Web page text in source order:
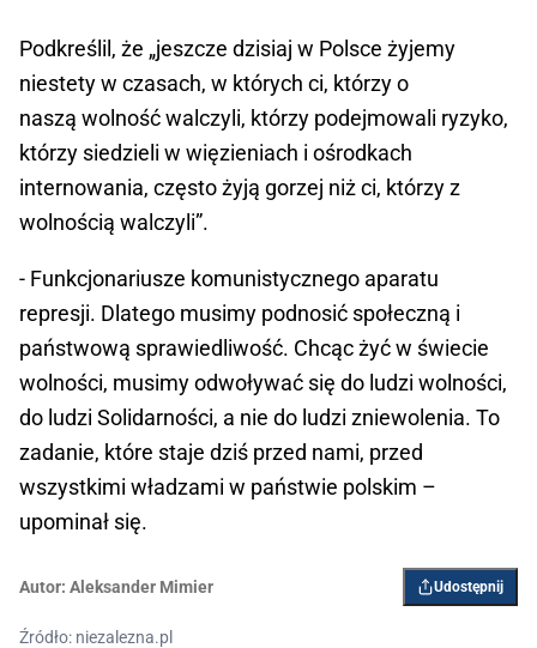
Podkreślil, że „jeszcze dzisiaj w Polsce żyjemy
niestety w czasach, w których ci, którzy o
naszą wolność walczyli, którzy podejmowali ryzyko,
którzy siedzieli w więzieniach i ośrodkach
internowania, często żyją gorzej niż ci, którzy z
wolnością walczyli”.
- Funkcjonariusze komunistycznego aparatu
represji. Dlatego musimy podnosić społeczną i
państwową sprawiedliwość. Chcąc żyć w świecie
wolności, musimy odwoływać się do ludzi wolności,
do ludzi Solidarności, a nie do ludzi zniewolenia. To
zadanie, które staje dziś przed nami, przed
wszystkimi władzami w państwie polskim –
upominał się.
Autor: Aleksander Mimier Udostępnij
Źródło: niezalezna.pl